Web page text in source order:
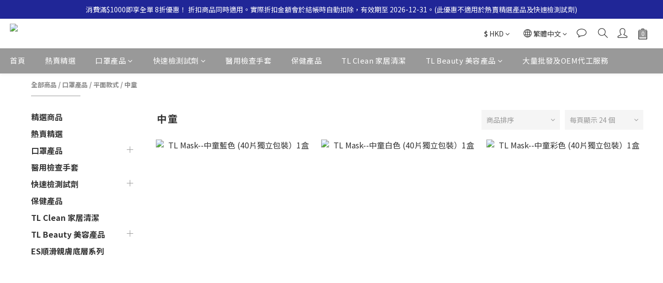
消費滿$500即享全單 9 折優惠！折扣商品同時適用。實際折扣金額會於結帳時自動扣除，有效期至 2026-12-31。(此優惠不適用於熱賣精選產品及快速檢測試劑)
消費滿$1000即享全單 8折優惠！ 折扣商品同時適用。實際折扣金額會於結帳時自動扣除，有效期至 2026-12-31。(此優惠不適用於熱賣精選產品及快速檢測試劑)
消費滿$500即享全單 9 折優惠！折扣商品同時適用。實際折扣金額會於結帳時自動扣除，有效期至 2026-12-31。(此優惠不適用於熱賣精選產品及快速檢測試劑)
$ HKD 繁體中文
首頁 熱賣精選 口罩產品 快速檢測試劑 醫用檢查手套 保健產品 TL Clean 家居清潔 TL Beauty 美容產品 大量批發及OEM代工服務
全部商品 / 口罩產品 / 平面款式 / 中童
精選商品
熱賣精選
口罩產品
醫用檢查手套
快速檢測試劑
保健產品
TL Clean 家居清潔
TL Beauty 美容產品
ES順滑親膚底層系列
中童 商品排序 每頁顯示 24 個